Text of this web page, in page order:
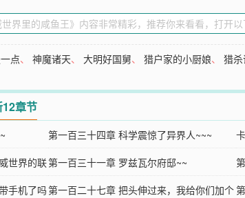
点、神魔诸天、大明好国舅、猎户家的小厨娘、猎
12章节
第一百三十四章 科学震惊了异界人~~~
世界的联第一百三十一章 罗兹瓦尔府邸~~
手机了吗第一百二十七章 把头伸过来，我给你们加个